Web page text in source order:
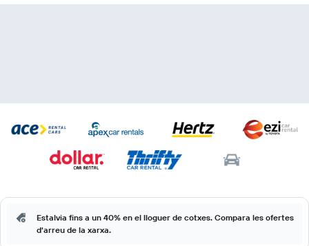
Estalvia fins a un 40% en el lloguer de cotxes. Compara les ofertes
d'arreu de la xarxa.